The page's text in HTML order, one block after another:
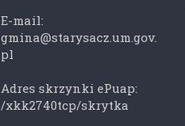
E-mail:
gmina@starysacz.um.gov.
pl
Adres skrzynki ePuap:
/xkk2740tcp/skrytka